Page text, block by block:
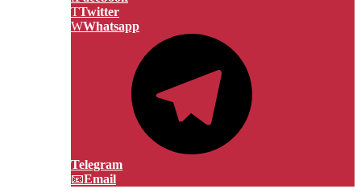
Twitter
Whatsapp
Telegram
Email